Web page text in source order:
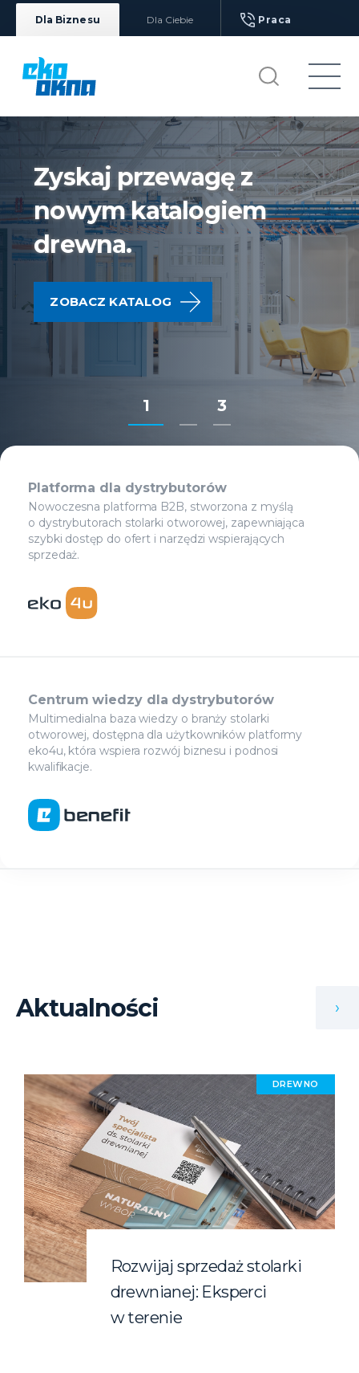
Dla Biznesu Dla Ciebie Praca
Zyskaj przewagę z
nowym katalogiem
drewna.
ZOBACZ KATALOG
1 3
Platforma dla dystrybutorów
Nowoczesna platforma B2B, stworzona z myślą
o dystrybutorach stolarki otworowej, zapewniająca
szybki dostęp do ofert i narzędzi wspierających
sprzedaż.
Centrum wiedzy dla dystrybutorów
Multimedialna baza wiedzy o branży stolarki
otworowej, dostępna dla użytkowników platformy
eko4u, która wspiera rozwój biznesu i podnosi
kwalifikacje.
Aktualności
Rozwijaj sprzedaż stolarki
drewnianej: Eksperci
w terenie
DREWNO
›